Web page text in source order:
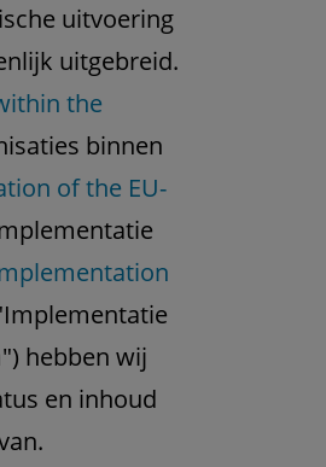
uitvoering
uitgebreid.
the
binnen
of the EU-
hebben wij
en inhoud